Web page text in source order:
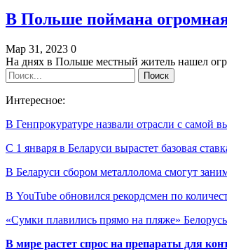
В Польше поймана
Мар 31, 2023 0
На днях в Польше местный житель нашел
Интересное:
В Генпрокуратуре назвали отрасли с самой
С 1 января в Беларуси вырастет базовая
В Беларуси сбором металлолома смогут
В YouTube обновился рекордсмен по
«Сумки плавились прямо на пляже»
В мире растет спрос на препараты для